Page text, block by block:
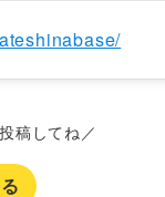
稿してね／